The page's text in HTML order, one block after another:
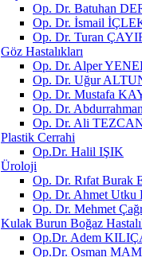
Op. Dr. Batuhan
Op. Dr. İsmail
Op. Dr. Turan
Göz Hastalıkları
Op. Dr. Alper
Op. Dr. Uğur
Op. Dr. Mustafa
Op. Dr.
Op. Dr. Ali
Plastik Cerrahi
Op.Dr. Halil IŞIK
Üroloji
Op. Dr. Rıfat Burak
Op. Dr. Ahmet Utku
Op. Dr. Mehmet
Kulak Burun Boğaz
Op.Dr. Adem
Op.Dr. Osman